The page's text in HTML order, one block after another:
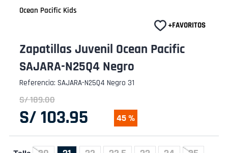
Ocean Pacific Kids
Zapatillas Juvenil Ocean Pacific
SAJARA-N25Q4 Negro
Referencia: SAJARA-N25Q4 Negro 31
S/189.00
S/ 103.95 45 %